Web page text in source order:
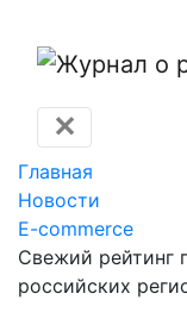
✕
Главная
Новости
E-commerce
Свежий рейтинг
российских